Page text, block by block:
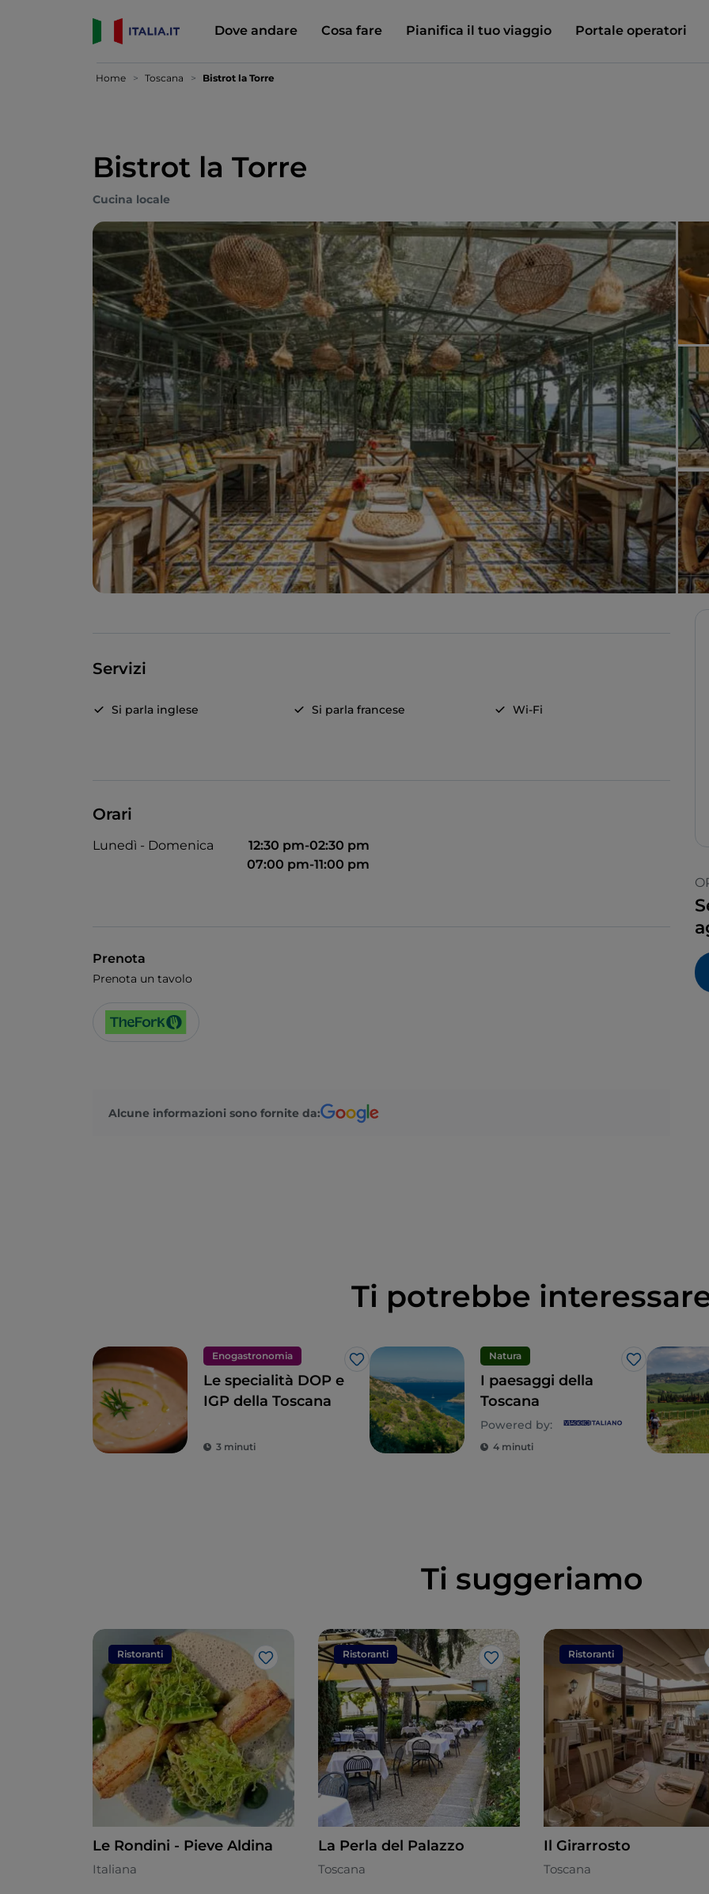
Dove andare Cosa fare Pianifica il tuo viaggio Portale operatori
Home Toscana Bistrot la Torre
Bistrot la Torre
Cucina locale
Servizi
Si parla inglese Si parla francese Wi-Fi
Orari
Lunedì - Domenica
12:30 pm-02:30 pm
07:00 pm-11:00 pm
Prenota
Prenota un tavolo
Alcune informazioni sono fornite da:
Ti potrebbe
Enogastronomia
Like
Le specialità DOP e
IGP della Toscana
3 minuti
Natura
Like
I paesaggi della
Toscana
Powered by:
4 minuti
Ti suggeriamo
Ristoranti
Like
Le Rondini - Pieve Aldina
Italiana
Ristoranti
Like
La Perla del Palazzo
Toscana
Ristoranti
Il Girarrosto
Toscana